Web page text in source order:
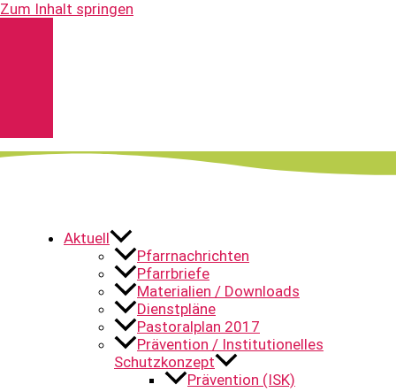
Zum Inhalt springen
Aktuell
Pfarrnachrichten
Pfarrbriefe
Materialien / Downloads
Dienstpläne
Pastoralplan 2017
Prävention / Institutionelles
Schutzkonzept
Prävention (ISK)